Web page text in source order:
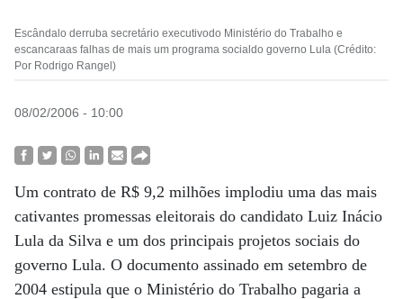
Escândalo derruba secretário executivodo Ministério do Trabalho e
escancaraas falhas de mais um programa socialdo governo Lula (Crédito:
Por Rodrigo Rangel)
08/02/2006 - 10:00
Um contrato de R$ 9,2 milhões implodiu uma das mais
cativantes promessas eleitorais do candidato Luiz Inácio
Lula da Silva e um dos principais projetos sociais do
governo Lula. O documento assinado em setembro de
2004 estipula que o Ministério do Trabalho pagaria a